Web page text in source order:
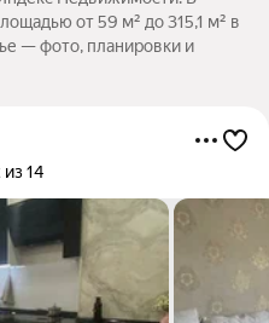
от 59 м² до 315,1 м² в
— фото, планировки и
из 14